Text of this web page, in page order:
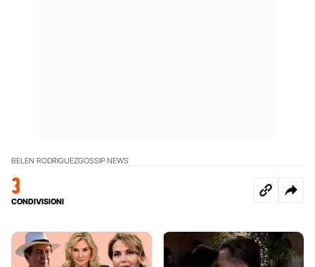
BELEN RODRIGUEZGOSSIP NEWS
3
CONDIVISIONI